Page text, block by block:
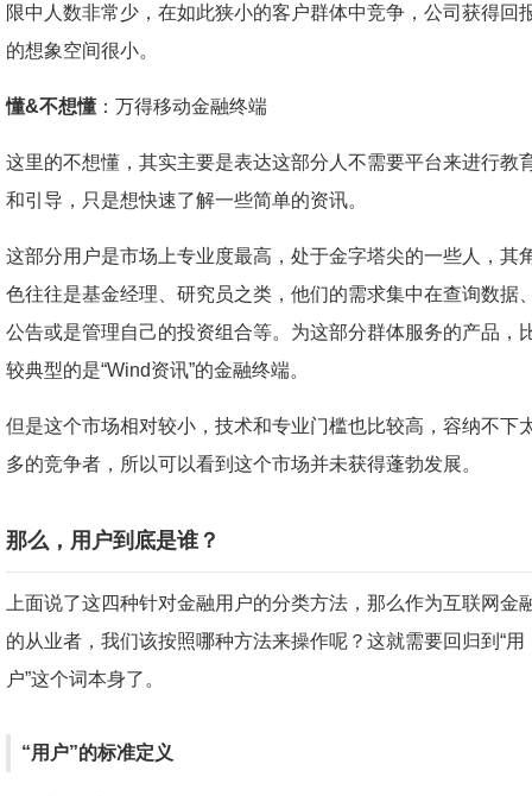
限中人数非常少，在如此狭小的客户群体中竞争，公司获得回
的想象空间很小。
懂&不想懂 ：万得移动金融终端
这里的不想懂，其实主要是表达这部分人不需要平台来进行教
和引导，只是想快速了解一些简单的资讯。
这部分用户是市场上专业度最高，处于金字塔尖的一些人，其
色往往是基金经理、研究员之类，他们的需求集中在查询数据
公告或是管理自己的投资组合等。为这部分群体服务的产品，
较典型的是“Wind资讯”的金融终端。
但是这个市场相对较小，技术和专业门槛也比较高，容纳不下
多的竞争者，所以可以看到这个市场并未获得蓬勃发展。
那么，用户到底是谁？
上面说了这四种针对金融用户的分类方法，那么作为互联网金
的从业者，我们该按照哪种方法来操作呢？这就需要回归到“用
户”这个词本身了。
“用户”的标准定义